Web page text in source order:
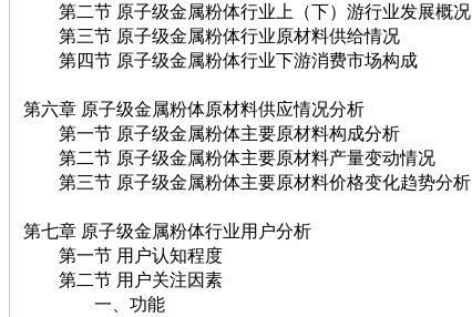
第二节 原子级金属粉体行业上（下）游行业发展概况
第三节 原子级金属粉体行业原材料供给情况
第四节 原子级金属粉体行业下游消费市场构成
第六章 原子级金属粉体原材料供应情况分析
第一节 原子级金属粉体主要原材料构成分析
第二节 原子级金属粉体主要原材料产量变动情况
第三节 原子级金属粉体主要原材料价格变化趋势分析
第七章 原子级金属粉体行业用户分析
第一节 用户认知程度
第二节 用户关注因素
一、功能